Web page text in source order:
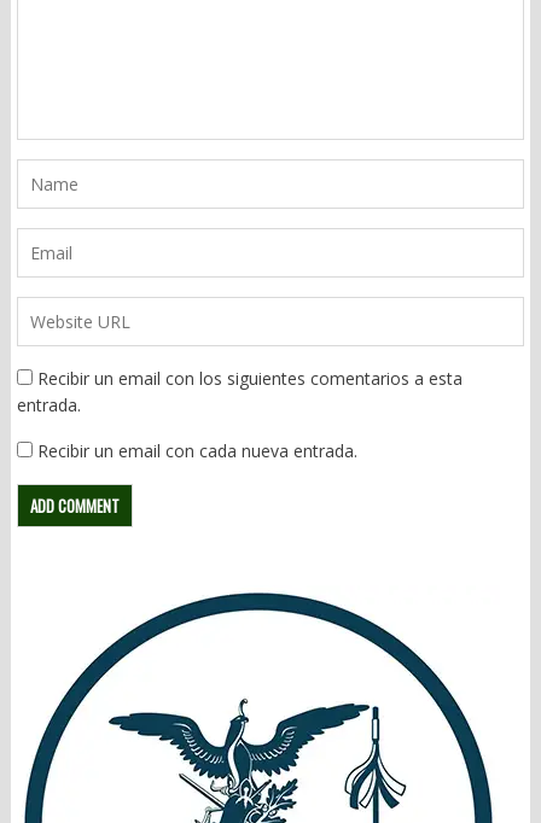
Recibir un email con los siguientes comentarios a esta
entrada.
Recibir un email con cada nueva entrada.